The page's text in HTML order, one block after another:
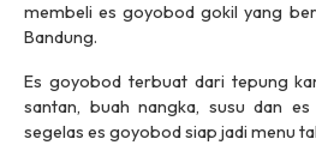
membeli es goyobod gokil yang
Bandung.
Es goyobod terbuat dari tepung
santan, buah nangka, susu dan
segelas es goyobod siap jadi menu